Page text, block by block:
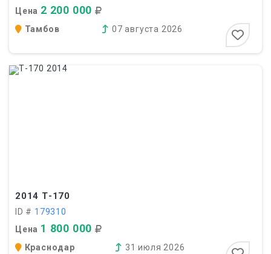
Цена 2 200 000
Тамбов 07 августа 2026
2014 Т-170
ID # 179310
Цена 1 800 000
Краснодар 31 июля 2026